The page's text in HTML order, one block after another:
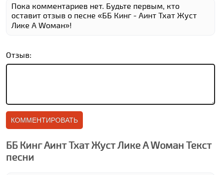
Пока комментариев нет. Будьте первым, кто
оставит отзыв о песне «ББ Кинг - Аинт Тхат Жуст
Лике А Wоман»!
Отзыв:
ББ Кинг Аинт Тхат Жуст Лике А Wоман Текст
песни